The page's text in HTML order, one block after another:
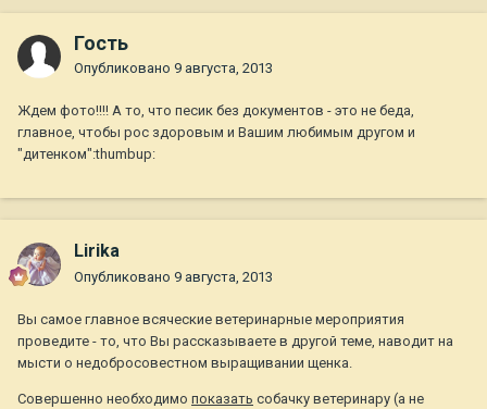
Гость
Опубликовано 9 августа, 2013
Ждем фото!!!! А то, что песик без документов - это не беда,
главное, чтобы рос здоровым и Вашим любимым другом и
"дитенком":thumbup:
Lirika
Опубликовано 9 августа, 2013
Вы самое главное всяческие ветеринарные мероприятия
проведите - то, что Вы рассказываете в другой теме, наводит на
мысти о недобросовестном выращивании щенка.
Совершенно необходимо показать собачку ветеринару (а не